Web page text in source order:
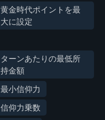
黄金時代ポイントを最
大に設定
ターンあたりの最低所
持金額
最小信仰力
信仰力乗数